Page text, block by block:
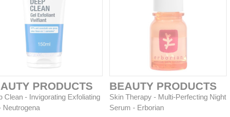
PRODUCTS
Clean - Invigorating Exfoliating
Neutrogena
BEAUTY PRODUCTS
Skin Therapy - Multi-Perfecting Night
Serum - Erborian